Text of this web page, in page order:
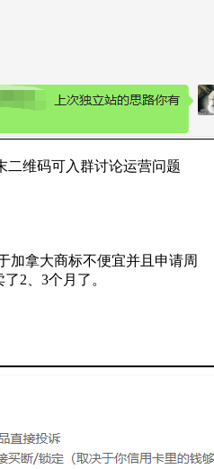
二维码可入群讨论运营问题
加拿大商标不便宜并且申请周
2、3个月了。